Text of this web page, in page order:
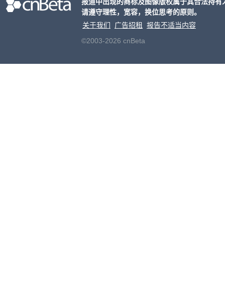
请遵守理性，宽容，换位思考的原则。
关于我们
广告招租
报告不适当内容
©2003-2026 cnBeta